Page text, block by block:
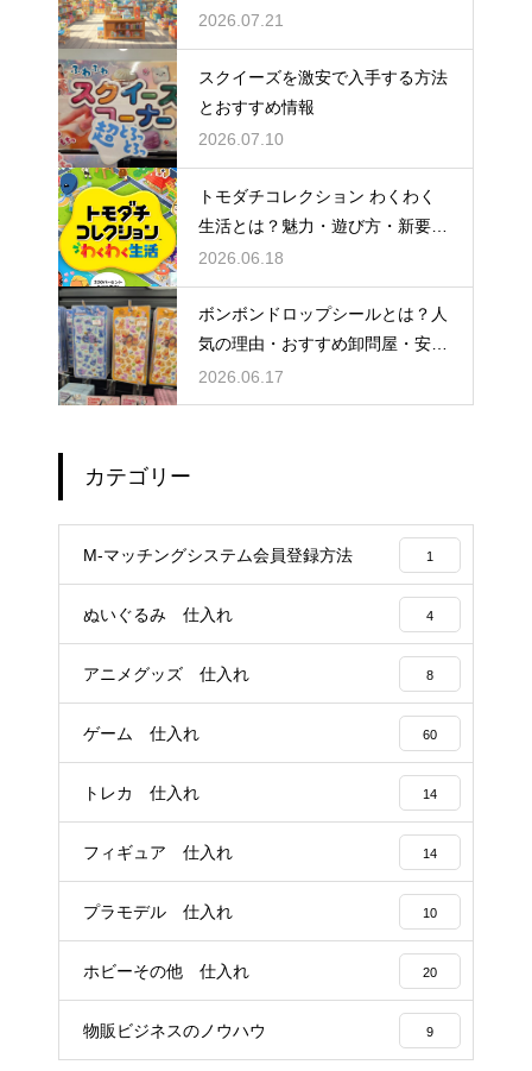
2026.07.21
スクイーズを激安で入手する方法
とおすすめ情報
2026.07.10
トモダチコレクション わくわく
生活とは？魅力・遊び方・新要素
を徹底解説
2026.06.18
ボンボンドロップシールとは？人
気の理由・おすすめ卸問屋・安く
仕入れるコツを徹底解説
2026.06.17
カテゴリー
M-マッチングシステム会員登録方法 1
ぬいぐるみ 仕入れ 4
アニメグッズ 仕入れ 8
ゲーム 仕入れ 60
トレカ 仕入れ 14
フィギュア 仕入れ 14
プラモデル 仕入れ 10
ホビーその他 仕入れ 20
物販ビジネスのノウハウ 9